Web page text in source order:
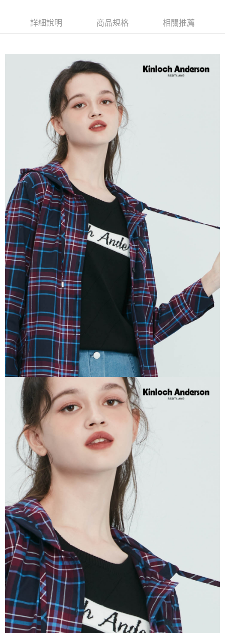
付款後全家取貨
每筆NT$60，滿NT$1,000(含以上)免運費
付款後7-11取貨
每筆NT$60，滿NT$1,000(含以上)免運費
詳細說明 商品規格 相關推薦